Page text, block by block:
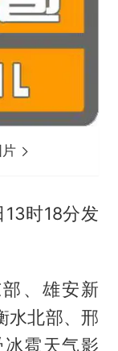
时18分发
、雄安新
水北部、邢
雹天气影